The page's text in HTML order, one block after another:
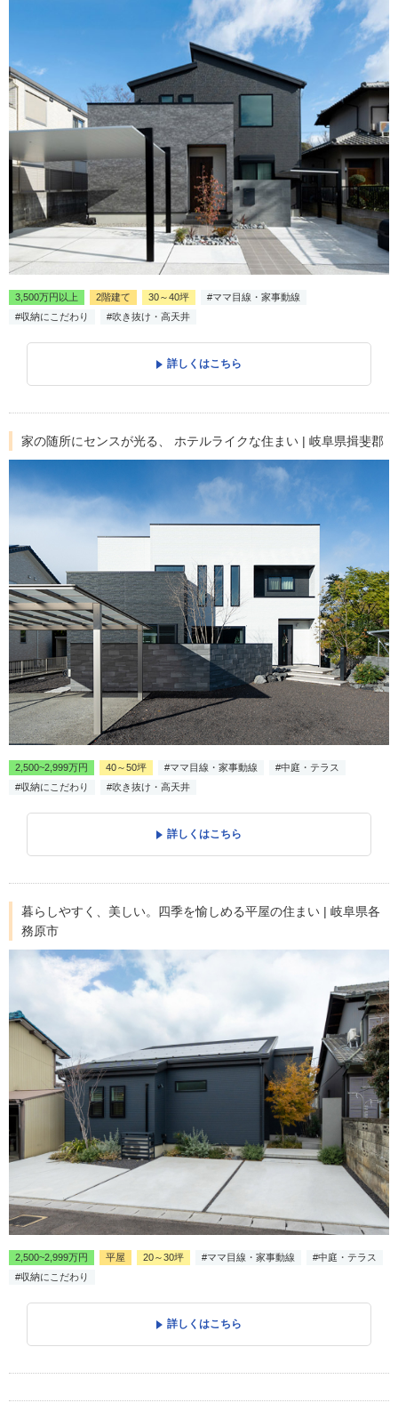
3,500万円以上 2階建て 30～40坪
#ママ目線・家事動線
#収納にこだわり
#吹き抜け・高天井
詳しくはこちら
家の随所にセンスが光る、 ホテルライクな住まい | 岐阜県揖斐郡
2,500~2,999万円 40～50坪 #ママ目線・家事動線
#中庭・テラス
#収納にこだわり
#吹き抜け・高天井
詳しくはこちら
暮らしやすく、美しい。四季を愉しめる平屋の住まい | 岐阜県各
務原市
2,500~2,999万円 平屋 20～30坪 #ママ目線・家事動線
#中庭・テラス
#収納にこだわり
詳しくはこちら